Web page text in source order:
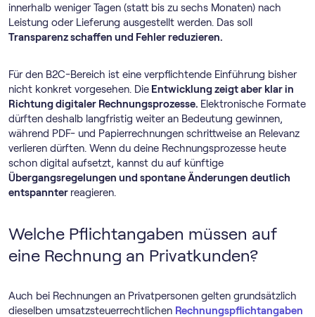
innerhalb weniger Tagen (statt bis zu sechs Monaten) nach
Leistung oder Lieferung ausgestellt werden. Das soll
Transparenz schaffen und Fehler reduzieren.
Für den B2C-Bereich ist eine verpflichtende Einführung bisher
nicht konkret vorgesehen. Die Entwicklung zeigt aber klar in
Richtung digitaler Rechnungsprozesse. Elektronische Formate
dürften deshalb langfristig weiter an Bedeutung gewinnen,
während PDF- und Papierrechnungen schrittweise an Relevanz
verlieren dürften. Wenn du deine Rechnungsprozesse heute
schon digital aufsetzt, kannst du auf künftige
Übergangsregelungen und spontane Änderungen deutlich
entspannter reagieren.
Welche Pflichtangaben müssen auf
eine Rechnung an Privatkunden?
Auch bei Rechnungen an Privatpersonen gelten grundsätzlich
dieselben umsatzsteuerrechtlichen Rechnungspflichtangaben